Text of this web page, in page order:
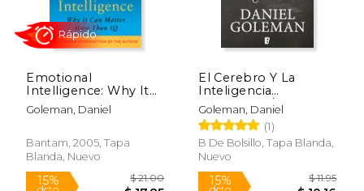
Emotional
Intelligence: Why It
Can Matter More
Than IQ (en Inglés)
Goleman, Daniel
Bantam, 2005, Tapa
Blanda, Nuevo
El Cerebro Y La
Inteligencia
Emocional / The
Brain and Emotional
Intelligence: New
Insights
Goleman, Daniel
(1)
B De Bolsillo, Tapa Blanda,
Nuevo